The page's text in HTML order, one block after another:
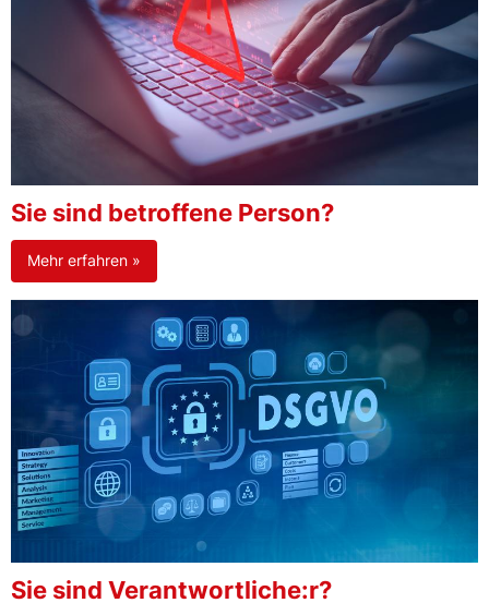
Sie sind betroffene Person?
Mehr erfahren »
Sie sind Verantwortliche:r?